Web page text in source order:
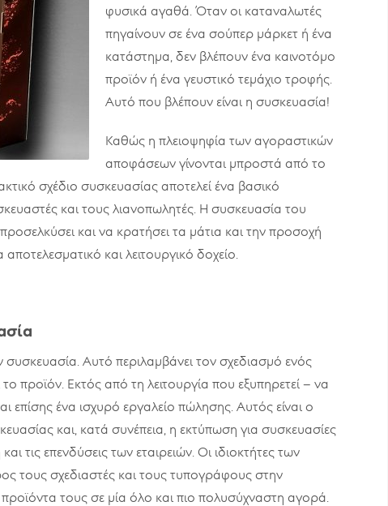
φυσικά αγαθά. Όταν οι καταναλωτές
πηγαίνουν σε ένα σούπερ μάρκετ ή ένα
κατάστημα, δεν βλέπουν ένα καινοτόμο
προϊόν ή ένα γευστικό τεμάχιο τροφής.
Αυτό που βλέπουν είναι η συσκευασία!
Καθώς η πλειοψηφία των αγοραστικών
αποφάσεων γίνονται μπροστά από το
σχέδιο συσκευασίας αποτελεί ένα βασικό
και τους λιανοπωλητές. Η συσκευασία του
και να κρατήσει τα μάτια και την προσοχή
και λειτουργικό δοχείο.
συσκευασία. Αυτό περιλαμβάνει τον σχεδιασμό ενός
το προϊόν. Εκτός από τη λειτουργία που εξυπηρετεί – να
επίσης ένα ισχυρό εργαλείο πώλησης. Αυτός είναι ο
και, κατά συνέπεια, η εκτύπωση για συσκευασίες
τις επενδύσεις των εταιρειών. Οι ιδιοκτήτες των
τους σχεδιαστές και τους τυπογράφους στην
τους σε μία όλο και πιο πολυσύχναστη αγορά.